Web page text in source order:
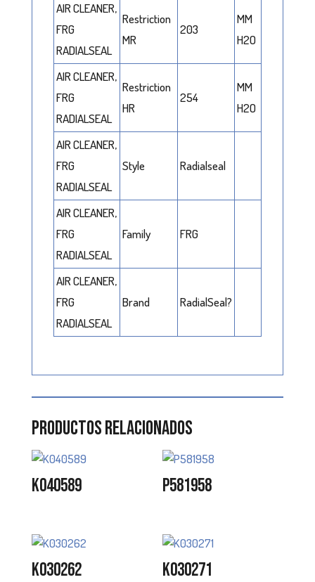
AIR CLEANER,
FRG
RADIALSEAL
Restriction
MR
203
MM
H2O
AIR CLEANER,
FRG
RADIALSEAL
Restriction
HR
254
MM
H2O
AIR CLEANER,
FRG
RADIALSEAL
Style Radialseal
AIR CLEANER,
FRG
RADIALSEAL
Family FRG
AIR CLEANER,
FRG
RADIALSEAL
Brand RadialSeal?
Productos relacionados
K040589 P581958
K030262 K030271